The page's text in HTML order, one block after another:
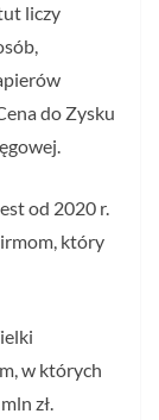
liczy
do Zysku
od 2020 r.
który
w których
zł.